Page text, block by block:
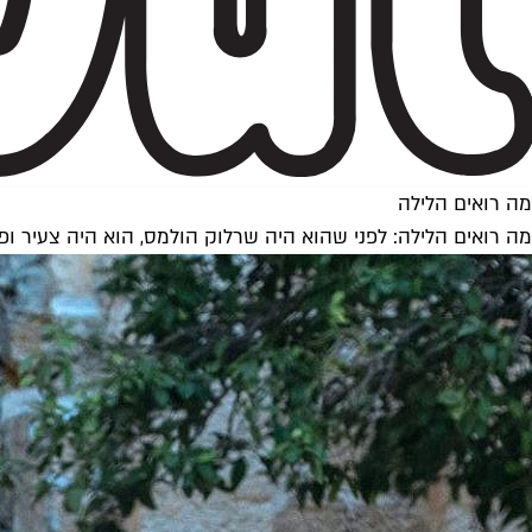
מה רואים הלילה
מה רואים הלילה: לפני שהוא היה שרלוק הולמס, הוא היה צעיר